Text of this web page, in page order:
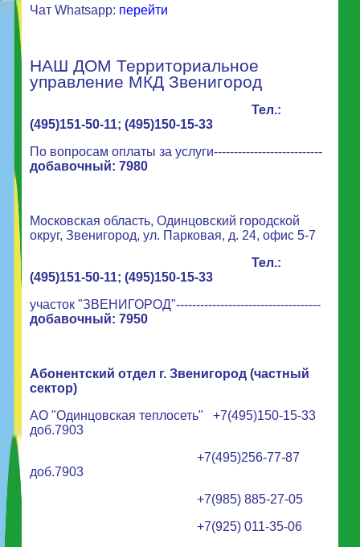
Чат Whatsapp: перейти
НАШ ДОМ Территориальное
управление МКД Звенигород
Тел.:
(495)151-50-11; (495)150-15-33
По вопросам оплаты за услуги---------------------------
добавочный: 7980
Московская область, Одинцовский городской
округ, Звенигород, ул. Парковая, д. 24, офис 5-7
Тел.:
(495)151-50-11; (495)150-15-33
участок "ЗВЕНИГОРОД"------------------------------------
добавочный: 7950
Абонентский отдел г. Звенигород (частный
сектор)
АО "Одинцовская теплосеть" +7(495)150-15-33
доб.7903
+7(495)256-77-87
доб.7903
+7(985) 885-27-05
+7(925) 011-35-06